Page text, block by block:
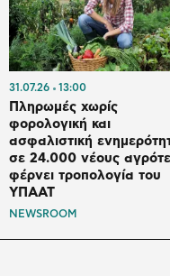
31.07.26 13:00
Πληρωμές χωρίς
φορολογική και
ασφαλιστική
σε 24.000 νέους
φέρνει τροπολογία του
ΥΠΑΑΤ
NEWSROOM